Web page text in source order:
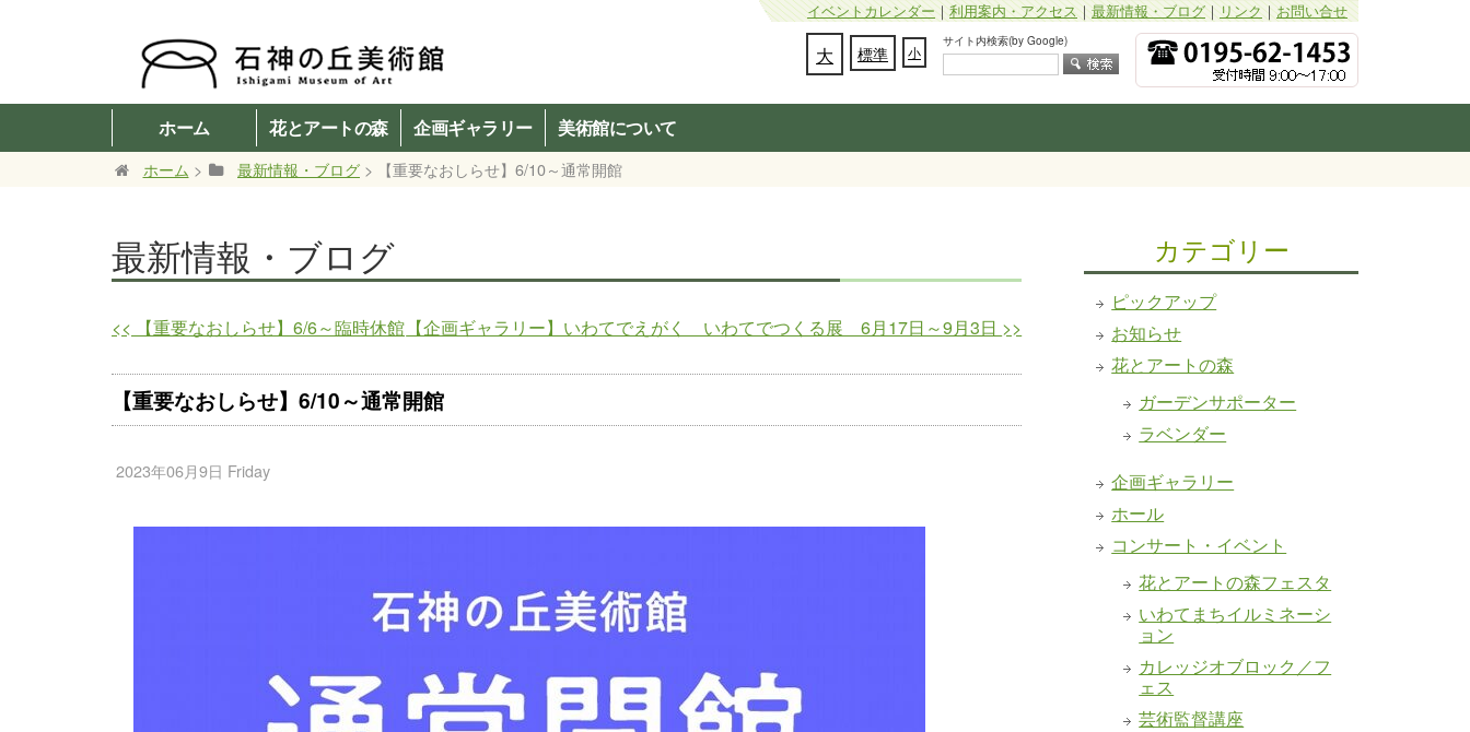
イベントカレンダー｜利用案内・アクセス｜最新情報・ブログ｜リンク｜お問い合せ
サイト内検索(by Google)
大 標準 小
ホーム 花とアートの森 企画ギャラリー 美術館について
ホーム > 最新情報・ブログ > 【重要なおしらせ】6/10～通常開館
最新情報・ブログ
<< 【重要なおしらせ】6/6～臨時休館 【企画ギャラリー】いわてでえがく いわてでつくる展 6月17日～9月3日 >>
【重要なおしらせ】6/10～通常開館
2023年06月9日 Friday
カテゴリー
ピックアップ
お知らせ
花とアートの森
ガーデンサポーター
ラベンダー
企画ギャラリー
ホール
コンサート・イベント
花とアートの森フェスタ
いわてまちイルミネーシ
ョン
カレッジオブロック／フ
ェス
芸術監督講座